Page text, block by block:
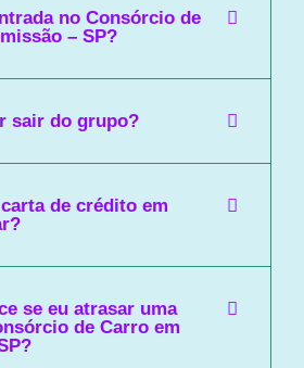
no Consórcio de
– SP?
sair do grupo?
de crédito em
se eu atrasar uma
de Carro em